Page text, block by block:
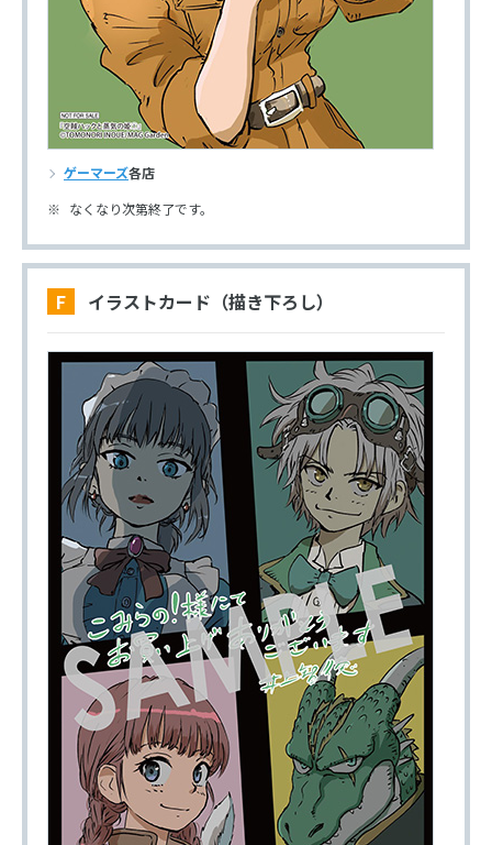
ゲーマーズ各店
なくなり次第終了です。
F イラストカード（描き下ろし）